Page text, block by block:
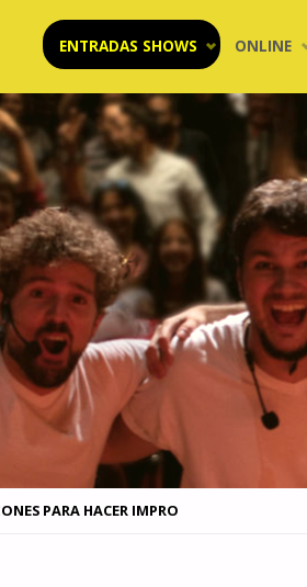
Saltar
contenido
ENTRADAS SHOWS ONLINE
PARA HACER IMPRO